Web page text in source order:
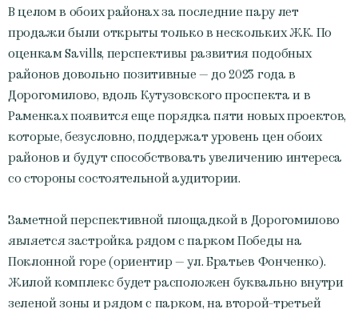
В целом в обоих районах за последние пару лет
продажи были открыты только в нескольких ЖК. По
оценкам Savills, перспективы развития подобных
районов довольно позитивные — до 2023 года в
Дорогомилово, вдоль Кутузовского проспекта и в
Раменках появится еще порядка пяти новых проектов,
которые, безусловно, поддержат уровень цен обоих
районов и будут способствовать увеличению интереса
со стороны состоятельной аудитории.
Заметной перспективной площадкой в Дорогомилово
является застройка рядом с парком Победы на
Поклонной горе (ориентир — ул. Братьев Фонченко).
Жилой комплекс будет расположен буквально внутри
зеленой зоны и рядом с парком, на второй-третьей